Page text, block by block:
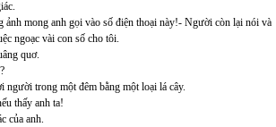
ảnh mong anh gọi vào số điện thoại này!- Người còn lại nói và
ngoạc vài con số cho tôi.
quơ.
người trong một đêm bằng một loại lá cây.
thấy anh ta!
của anh.